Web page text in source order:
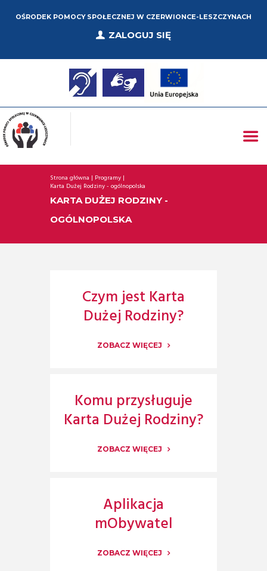
OŚRODEK POMOCY SPOŁECZNEJ W CZERWIONCE-LESZCZYNACH
ZALOGUJ SIĘ
Strona główna
Programy
Karta Dużej Rodziny - ogólnopolska
KARTA DUŻEJ RODZINY -
OGÓLNOPOLSKA
Czym jest Karta
Dużej Rodziny?
ZOBACZ WIĘCEJ
Komu przysługuje
Karta Dużej Rodziny?
ZOBACZ WIĘCEJ
Aplikacja
mObywatel
ZOBACZ WIĘCEJ